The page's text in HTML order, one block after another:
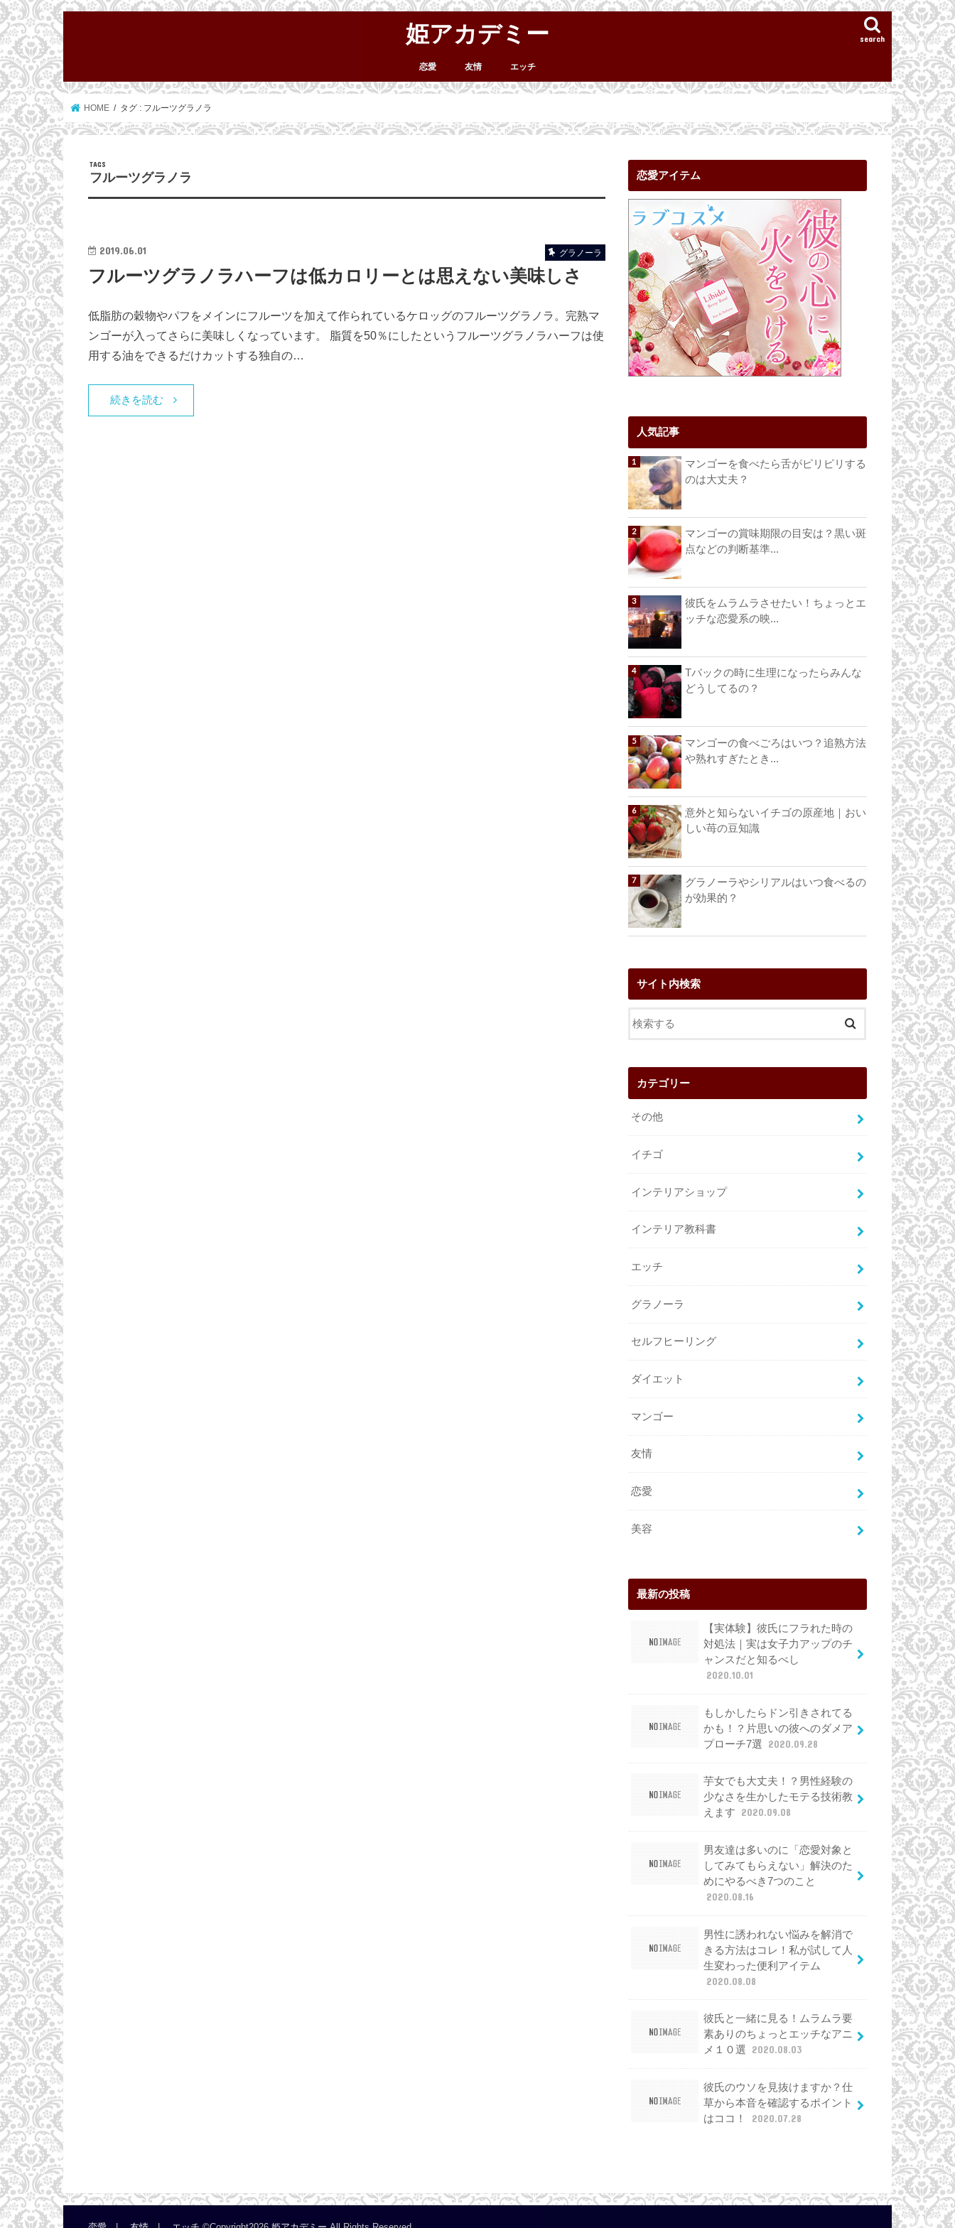
姫アカデミー search
恋愛 友情 エッチ
HOME タグ : フルーツグラノラ
フルーツグラノラ
2019.06.01 グラノーラ
フルーツグラノラハーフは低カロリーとは思えない美味しさ
低脂肪の穀物やパフをメインにフルーツを加えて作られているケロッグのフルーツグラノラ。完熟マ
ンゴーが入ってさらに美味しくなっています。 脂質を50％にしたというフルーツグラノラハーフは使
用する油をできるだけカットする独自の…
続きを読む
恋愛アイテム
人気記事
マンゴーを食べたら舌がピリピリする
のは大丈夫？
マンゴーの賞味期限の目安は？黒い斑
点などの判断基準...
彼氏をムラムラさせたい！ちょっとエ
ッチな恋愛系の映...
Tバックの時に生理になったらみんな
どうしてるの？
マンゴーの食べごろはいつ？追熟方法
や熟れすぎたとき...
意外と知らないイチゴの原産地｜おい
しい苺の豆知識
グラノーラやシリアルはいつ食べるの
が効果的？
サイト内検索
カテゴリー
その他
イチゴ
インテリアショップ
インテリア教科書
エッチ
グラノーラ
セルフヒーリング
ダイエット
マンゴー
友情
恋愛
美容
最新の投稿
【実体験】彼氏にフラれた時の
対処法｜実は女子力アップのチ
ャンスだと知るべし
2020.10.01
もしかしたらドン引きされてる
かも！？片思いの彼へのダメア
プローチ7選
2020.09.28
芋女でも大丈夫！？男性経験の
少なさを生かしたモテる技術教
えます
2020.09.08
男友達は多いのに「恋愛対象と
してみてもらえない」解決のた
めにやるべき7つのこと
2020.08.16
男性に誘われない悩みを解消で
きる方法はコレ！私が試して人
生変わった便利アイテム
2020.08.08
彼氏と一緒に見る！ムラムラ要
素ありのちょっとエッチなアニ
メ１０選
2020.08.03
彼氏のウソを見抜けますか？仕
草から本音を確認するポイント
はココ！
2020.07.28